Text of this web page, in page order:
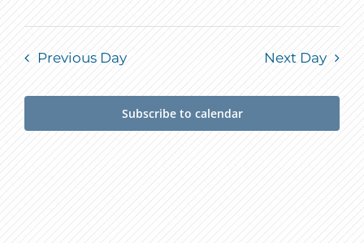
Previous Day Next Day
Subscribe to calendar